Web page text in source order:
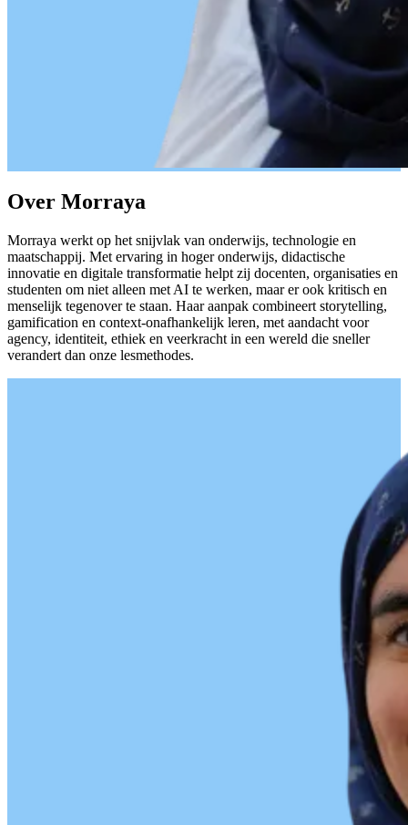
Over Morraya
Morraya werkt op het snijvlak van onderwijs, technologie en
maatschappij. Met ervaring in hoger onderwijs, didactische
innovatie en digitale transformatie helpt zij docenten, organisaties en
studenten om niet alleen met AI te werken, maar er ook kritisch en
menselijk tegenover te staan. Haar aanpak combineert storytelling,
gamification en context-onafhankelijk leren, met aandacht voor
agency, identiteit, ethiek en veerkracht in een wereld die sneller
verandert dan onze lesmethodes.